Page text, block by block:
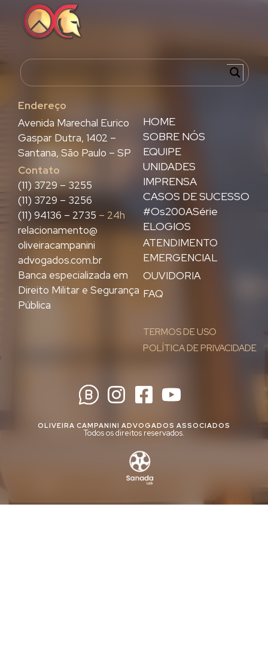
Endereço
HOME
SOBRE NÓS
EQUIPE
UNIDADES
IMPRENSA
CASOS DE SUCESSO
#Os200ASérie
ELOGIOS
ATENDIMENTO
EMERGENCIAL
OUVIDORIA
FAQ
TERMOS DE USO
POLÍTICA DE PRIVACIDADE
Avenida Marechal Eurico
Gaspar Dutra, 1402 –
Santana, São Paulo – SP
Contato
(11) 3729 – 3255
(11) 3729 – 3256
(11) 94136 – 2735 – 24h
relacionamento@
oliveiracampanini
advogados.com.br
Banca especializada em
Direito Militar e Segurança
Pública
OLIVEIRA CAMPANINI ADVOGADOS ASSOCIADOS
Todos os direitos reservados.